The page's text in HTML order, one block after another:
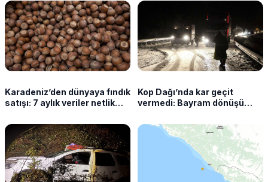
Karadeniz’den dünyaya fındık
satışı: 7 aylık veriler netlik
Kop Dağı’nda kar geçit
vermedi: Bayram dönüşü